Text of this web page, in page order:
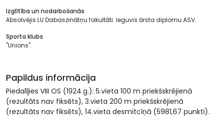
Izglītība un nodarbošanās
Absolvējis LU Dabaszinātņu fakultāti. Ieguvis ārsta diplomu ASV.
Sporta klubs
"Unions".
Papildus informācija
Piedalījies VIII OS (1924.g.): 5.vieta 100 m priekšskrējienā
(rezultāts nav fiksēts), 3.vieta 200 m priekšskrējienā
(rezultāts nav fiksēts), 14.vieta desmitcīņā (5981,67 punkti).